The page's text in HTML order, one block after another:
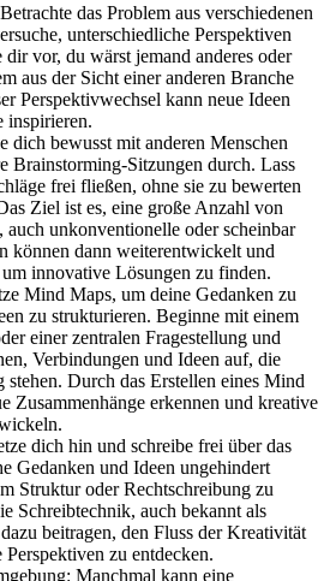
das Problem aus verschiedenen
unterschiedliche Perspektiven
dir vor, du wärst jemand anderes oder
aus der Sicht einer anderen Branche
Perspektivwechsel kann neue Ideen
inspirieren.
dich bewusst mit anderen Menschen
Brainstorming-Sitzungen durch. Lass
frei fließen, ohne sie zu bewerten
Ziel ist es, eine große Anzahl von
auch unkonventionelle oder scheinbar
können dann weiterentwickelt und
innovative Lösungen zu finden.
Mind Maps, um deine Gedanken zu
zu strukturieren. Beginne mit einem
einer zentralen Fragestellung und
Verbindungen und Ideen auf, die
Durch das Erstellen eines Mind
Zusammenhänge erkennen und kreative
dich hin und schreibe frei über das
Gedanken und Ideen ungehindert
Struktur oder Rechtschreibung zu
Schreibtechnik, auch bekannt als
beitragen, den Fluss der Kreativität
Perspektiven zu entdecken.
Manchmal kann eine